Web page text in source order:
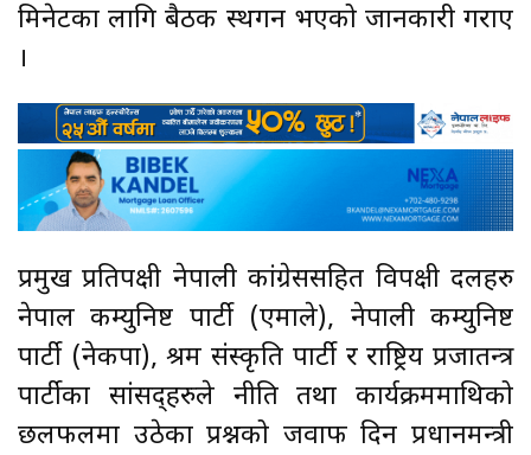
मिनेटका लागि बैठक स्थगन भएको जानकारी गराए
।
प्रमुख प्रतिपक्षी नेपाली कांग्रेससहित विपक्षी दलहरु
नेपाल कम्युनिष्ट पार्टी (एमाले), नेपाली कम्युनिष्ट
पार्टी (नेकपा), श्रम संस्कृति पार्टी र राष्ट्रिय प्रजातन्त्र
पार्टीका सांसद्हरुले नीति तथा कार्यक्रममाथिको
छलफलमा उठेका प्रश्नको जवाफ दिन प्रधानमन्त्री